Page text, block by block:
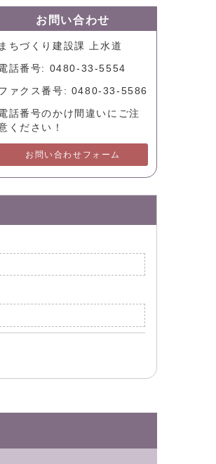
お問い合わせ
まちづくり建設課 上水道
話番号: 0480-33-5554
ァクス番号: 0480-33-5586
話番号のかけ間違いにご注
ください！
お問い合わせフォーム